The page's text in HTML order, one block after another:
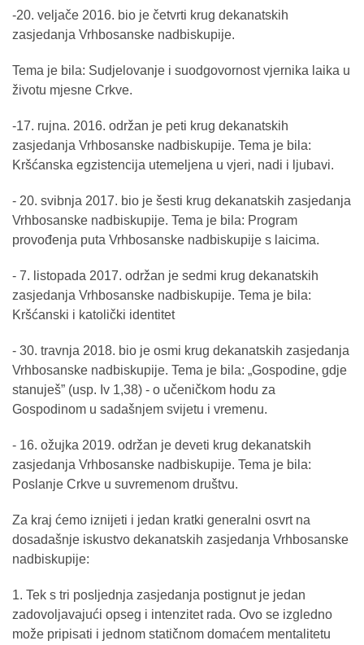
-20. veljače 2016. bio je četvrti krug dekanatskih
zasjedanja Vrhbosanske nadbiskupije.
Tema je bila: Sudjelovanje i suodgovornost vjernika laika u
životu mjesne Crkve.
-17. rujna. 2016. održan je peti krug dekanatskih
zasjedanja Vrhbosanske nadbiskupije. Tema je bila:
Kršćanska egzistencija utemeljena u vjeri, nadi i ljubavi.
- 20. svibnja 2017. bio je šesti krug dekanatskih zasjedanja
Vrhbosanske nadbiskupije. Tema je bila: Program
provođenja puta Vrhbosanske nadbiskupije s laicima.
- 7. listopada 2017. održan je sedmi krug dekanatskih
zasjedanja Vrhbosanske nadbiskupije. Tema je bila:
Kršćanski i katolički identitet
- 30. travnja 2018. bio je osmi krug dekanatskih zasjedanja
Vrhbosanske nadbiskupije. Tema je bila: „Gospodine, gdje
stanuješ” (usp. Iv 1,38) ‐ o učeničkom hodu za
Gospodinom u sadašnjem svijetu i vremenu.
- 16. ožujka 2019. održan je deveti krug dekanatskih
zasjedanja Vrhbosanske nadbiskupije. Tema je bila:
Poslanje Crkve u suvremenom društvu.
Za kraj ćemo iznijeti i jedan kratki generalni osvrt na
dosadašnje iskustvo dekanatskih zasjedanja Vrhbosanske
nadbiskupije:
1. Tek s tri posljednja zasjedanja postignut je jedan
zadovoljavajući opseg i intenzitet rada. Ovo se izgledno
može pripisati i jednom statičnom domaćem mentalitetu